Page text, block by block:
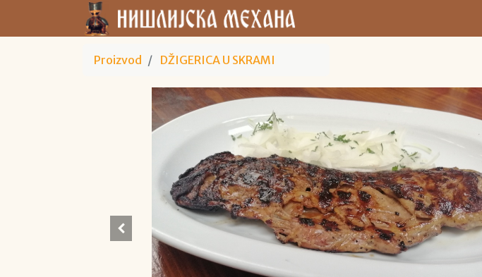
Proizvod DŽIGERICA U SKRAMI